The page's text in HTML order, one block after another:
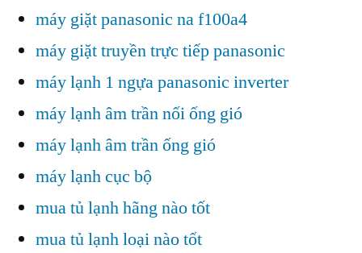
máy giặt panasonic na f100a4
máy giặt truyền trực tiếp panasonic
máy lạnh 1 ngựa panasonic inverter
máy lạnh âm trần nối ống gió
máy lạnh âm trần ống gió
máy lạnh cục bộ
mua tủ lạnh hãng nào tốt
mua tủ lạnh loại nào tốt